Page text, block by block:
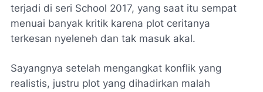
terjadi di seri School 2017, yang saat itu sempat
menuai banyak kritik karena plot ceritanya
terkesan nyeleneh dan tak masuk akal.
Sayangnya setelah mengangkat konflik yang
realistis, justru plot yang dihadirkan malah